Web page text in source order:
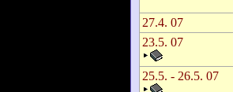
27.4. 07
23.5. 07
25.5. - 26.5. 07